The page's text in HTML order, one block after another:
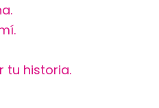
tu historia.